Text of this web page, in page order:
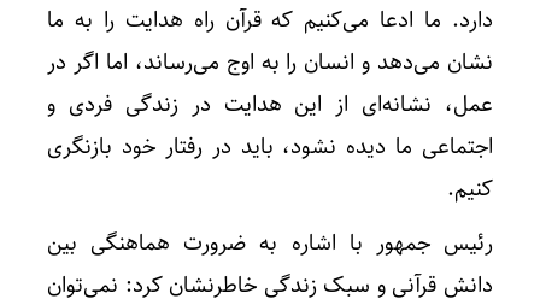
دارد. ما ادعا می‌کنیم که قرآن راه هدایت را به ما
نشان می‌دهد و انسان را به اوج می‌رساند، اما اگر در
عمل، نشانه‌ای از این هدایت در زندگی فردی و
اجتماعی ما دیده نشود، باید در رفتار خود بازنگری
کنیم.
رئیس جمهور با اشاره به ضرورت هماهنگی بین
دانش قرآنی و سبک زندگی خاطرنشان کرد: نمی‌توان